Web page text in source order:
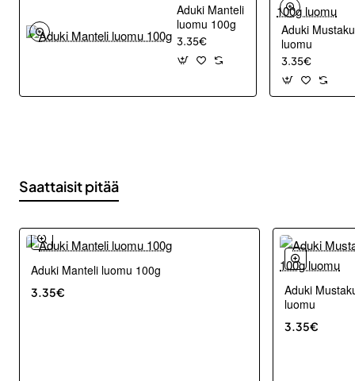
Aduki Manteli
luomu 100g
3.35€
Aduki
luomu
3.35€
Saattaisit pitää
Aduki Manteli luomu 100g
3.35€
Aduki
luomu
3.35€